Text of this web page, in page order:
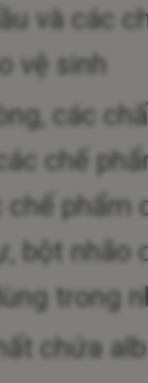
và các
vệ sinh
các
chế
phẩm
bột nhão
trong
chứa